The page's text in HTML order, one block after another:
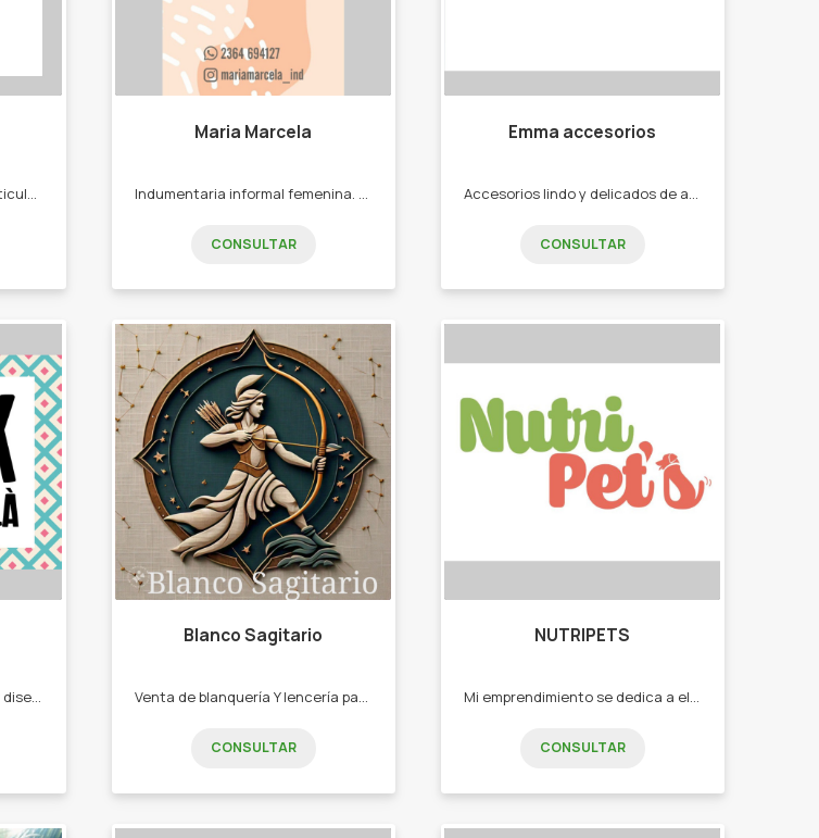
Venta de lamparas de Sal, articulos en barro cocido, yeso, macrame, junco. -Lamparas de sal. -Adornos en yeso. -Adornos en barro cocido. -Cortinas y adornos en macrame. -Cortinas de junco.
Maria Marcela
Indumentaria informal femenina. -Ropa femenina. -Billeteras -Bandoleras -Remeras. -Pantalones
CONSULTAR
Emma accesorios
Accesorios lindo y delicados de acero quirúrgico -Pulseras tejidas hecho a mano -Cadenas con nombres -Cadenas con iniciales -Cadenas con dijes varios -Pulseras tejidas
CONSULTAR
Yerba orgánica + Textil hogar diseños únicos -yerba mate orgánica -Paneras. -Yerberas. -Bolsos materos. -Manteles. -Individuales.
Blanco Sagitario
Venta de blanquería Y lencería para la familia -Juego de toallas y toallones -Cortinas -Manteles -Repasadores -Sabanas -Medias adultos -Medias niños -Bombachas -Alfombra de baños -Ponchitos niños
CONSULTAR
NUTRIPETS
Mi emprendimiento se dedica a elaborar complementos y snacks naturales para ofrecer a perros y gatos. El objetivo de este emprendimiento es fomentar la alimentación adecuada para nuestros amigos peludos. -Snacks de hígado de pollo -Snacks de pulmón de ternera -Snacks de garras de pollo -Snacks de corazón de Res -Snacks de cornalitos Todos los productos son deshidratados
CONSULTAR